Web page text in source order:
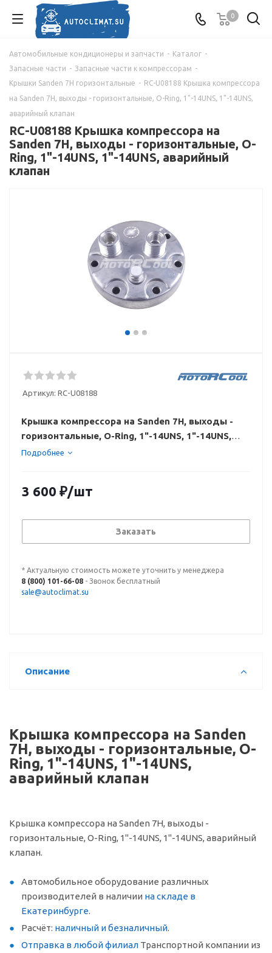
0
Автомобильные кондиционеры и запчасти - Каталог -
Запасные части - Запасные части к компрессорам -
Крышки Sanden 7Н горизонтальные - RC-U08188 Крышка компрессора
на Sanden 7Н, выходы - горизонтальные, O-Ring, 1"-14UNS, 1"-14UNS,
аварийный клапан
RC-U08188 Крышка компрессора на
Sanden 7Н, выходы - горизонтальные, O-
Ring, 1"-14UNS, 1"-14UNS, аварийный
клапан
Артикул: RC-U08188
Крышка компрессора на Sanden 7Н, выходы -
горизонтальные, O-Ring, 1"-14UNS, 1"-14UNS,
аварийный клапан
Подробнее
3 600 ₽/шт
Заказать
* Актуальную стоимость можете уточнить у менеджера
8 (800) 101-66-08 - Звонок бесплатный
sale@autoclimat.su
Описание
Крышка компрессора на Sanden
7Н, выходы - горизонтальные, O-
Ring, 1"-14UNS, 1"-14UNS,
аварийный клапан
Крышка компрессора на Sanden 7Н, выходы -
горизонтальные, O-Ring, 1"-14UNS, 1"-14UNS, аварийный
клапан.
Автомобильное оборудование различных
производителей в наличии на складе в
Екатеринбурге.
Расчёт: наличный и безналичный.
Отправка в любой филиал Транспортной компании из